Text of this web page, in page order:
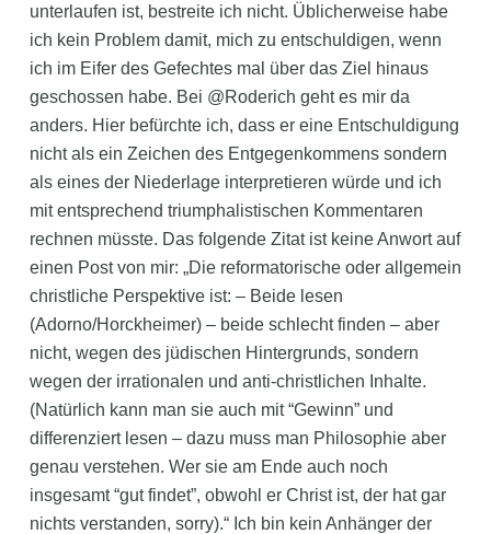
unterlaufen ist, bestreite ich nicht. Üblicherweise habe
ich kein Problem damit, mich zu entschuldigen, wenn
ich im Eifer des Gefechtes mal über das Ziel hinaus
geschossen habe. Bei @Roderich geht es mir da
anders. Hier befürchte ich, dass er eine Entschuldigung
nicht als ein Zeichen des Entgegenkommens sondern
als eines der Niederlage interpretieren würde und ich
mit entsprechend triumphalistischen Kommentaren
rechnen müsste. Das folgende Zitat ist keine Anwort auf
einen Post von mir: „Die reformatorische oder allgemein
christliche Perspektive ist: – Beide lesen
(Adorno/Horckheimer) – beide schlecht finden – aber
nicht, wegen des jüdischen Hintergrunds, sondern
wegen der irrationalen und anti-christlichen Inhalte.
(Natürlich kann man sie auch mit “Gewinn” und
differenziert lesen – dazu muss man Philosophie aber
genau verstehen. Wer sie am Ende auch noch
insgesamt “gut findet”, obwohl er Christ ist, der hat gar
nichts verstanden, sorry).“ Ich bin kein Anhänger der